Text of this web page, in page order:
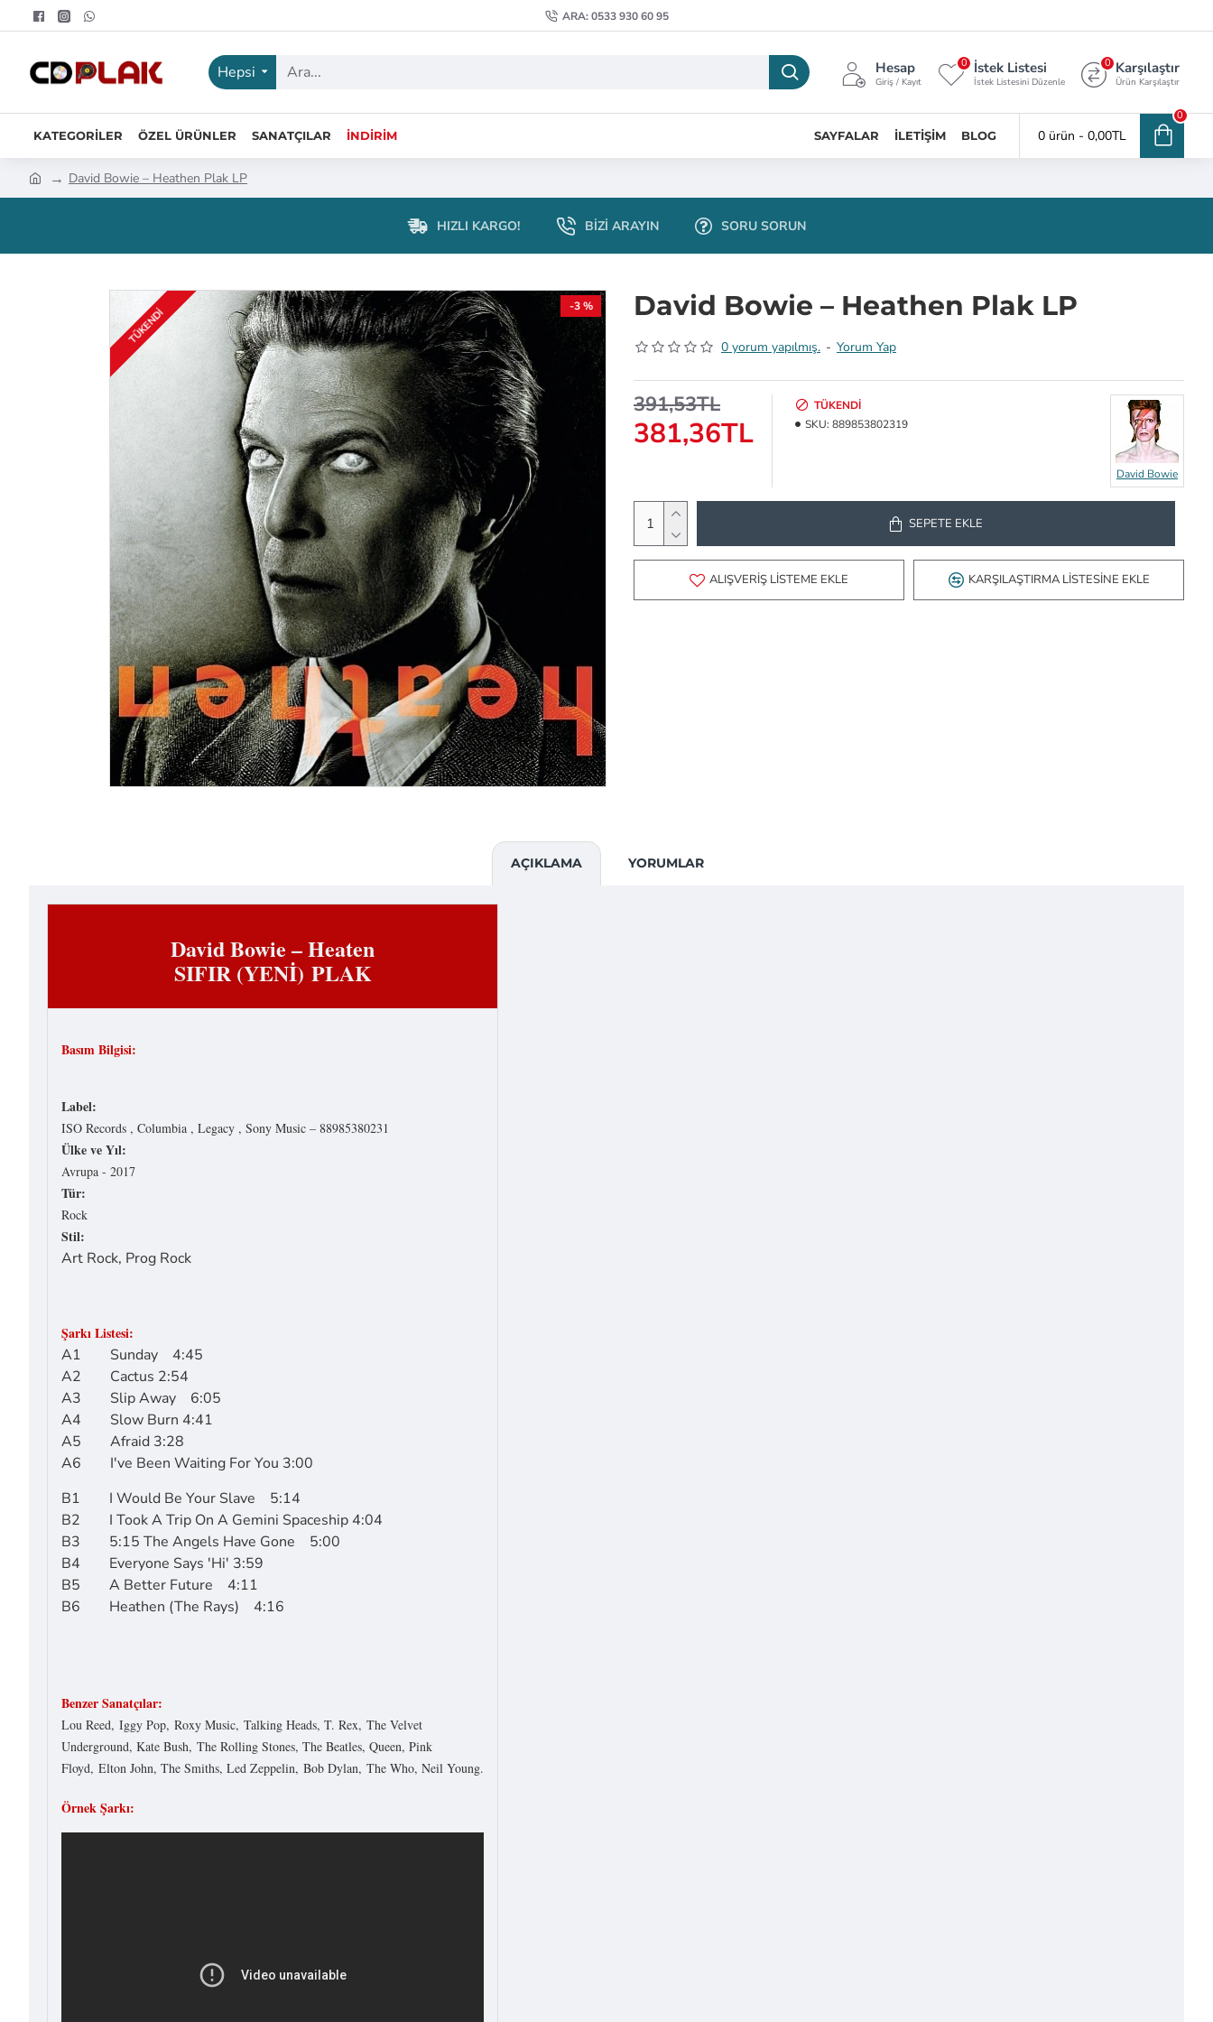
ARA: 0533 930 60 95
Hepsi Hesap
Giriş / Kayıt
İstek Listesi
İstek Listesini Düzenle
0 Karşılaştır
Ürün Karşılaştır
0
KATEGORILER ÖZEL ÜRÜNLER SANATÇILAR İNDIRIM SAYFALAR İLETIŞIM BLOG 0 ürün - 0,00TL
0
David Bowie – Heathen Plak LP
HIZLI KARGO! BIZI ARAYIN SORU SORUN
-3 %
TÜKENDI
David Bowie – Heathen Plak LP
0 yorum yapılmış. - Yorum Yap
381,36TL
391,53TL
TÜKENDI
SKU: 889853802319
David Bowie
SEPETE EKLE
ALIŞVERIŞ LISTEME EKLE KARŞILAŞTIRMA LISTESINE EKLE
AÇIKLAMA YORUMLAR
David Bowie ‎– Heaten
SIFIR (YENİ) PLAK
Basım Bilgisi:
Label:
ISO Records , Columbia , Legacy , Sony Music – 88985380231
Ülke ve Yıl:
Avrupa - 2017
Tür:
Rock
Stil:
Art Rock, Prog Rock
Şarkı Listesi:
A1 Sunday 4:45
A2 Cactus 2:54
A3 Slip Away 6:05
A4 Slow Burn 4:41
A5 Afraid 3:28
A6 I've Been Waiting For You 3:00
B1 I Would Be Your Slave 5:14
B2 I Took A Trip On A Gemini Spaceship 4:04
B3 5:15 The Angels Have Gone 5:00
B4 Everyone Says 'Hi' 3:59
B5 A Better Future 4:11
B6 Heathen (The Rays) 4:16
Benzer Sanatçılar:
Lou Reed, Iggy Pop, Roxy Music, Talking Heads, T. Rex, The Velvet
Underground, Kate Bush, The Rolling Stones, The Beatles, Queen, Pink
Floyd, Elton John, The Smiths, Led Zeppelin, Bob Dylan, The Who, Neil Young.
Örnek Şarkı: